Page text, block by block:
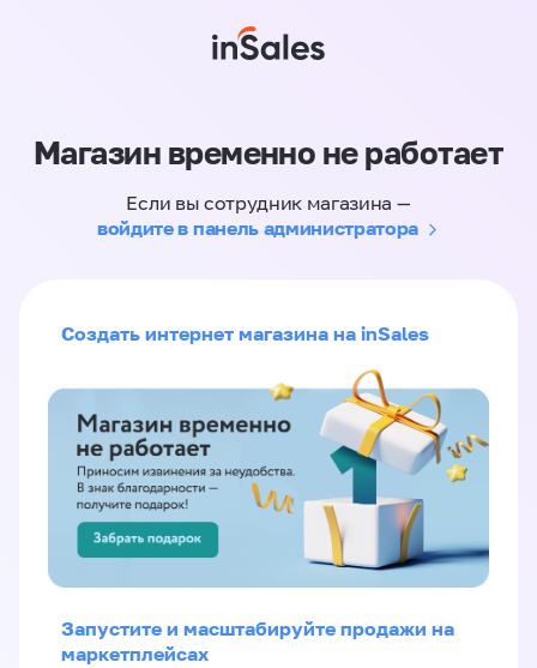
Магазин временно не работает
Если вы сотрудник магазина —
войдите в панель администратора
Создать интернет магазина на inSales
Запустите и масштабируйте продажи на
маркетплейсах